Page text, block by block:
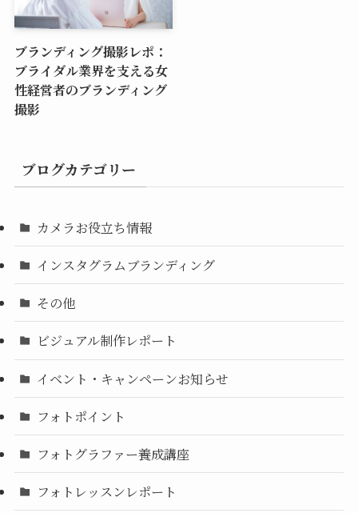
ブランディング撮影レポ：
ブライダル業界を支える女
性経営者のブランディング
撮影
ブログカテゴリー
カメラお役立ち情報
インスタグラムブランディング
その他
ビジュアル制作レポート
イベント・キャンペーンお知らせ
フォトポイント
フォトグラファー養成講座
フォトレッスンレポート